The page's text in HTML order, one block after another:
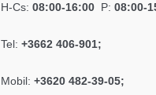
H-Cs: 08:00-16:00 P: 08:00-
Tel: +3662 406-901;
Mobil: +3620 482-39-05;